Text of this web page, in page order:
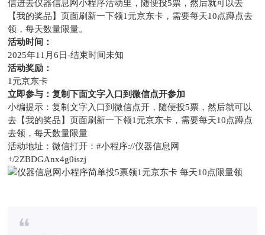
信进去仪器信息网小程序活动里，随便投5票，然后就可以去
【我的奖品】页面刷新一下领1元京东卡，需要每天10点蹲点去
领，每天数量限量。
活动时间：
2025年11月6日-结束时间未知
活动奖励：
1元京东卡
立即参与：复制下面文字入口到微信点开参加
小编提示：复制文字入口到微信点开，随便投5票，然后就可以
去【我的奖品】页面刷新一下领1元京东卡，需要每天10点蹲点
去领，每天数量限量
活动地址：微信打开：#小程序://仪器信息网
+/2ZBDGAnx4g0iszj